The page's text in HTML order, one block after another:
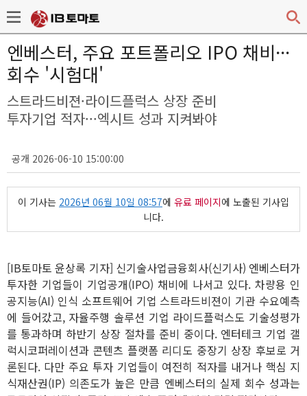
엔베스터, 주요 포트폴리오 IPO 채비···
회수 '시험대'
스트라드비젼·라이드플럭스 상장 준비
투자기업 적자···엑시트 성과 지켜봐야
공개 2026-06-10 15:00:00
이 기사는 2026년 06월 10일 08:57에 유료 페이지에 노출된 기사입
니다.
[IB토마토 윤상록 기자] 신기술사업금융회사(신기사) 엔베스터가
투자한 기업들이 기업공개(IPO) 채비에 나서고 있다. 차량용 인
공지능(AI) 인식 소프트웨어 기업 스트라드비젼이 기관 수요예측
에 들어갔고, 자율주행 솔루션 기업 라이드플럭스도 기술성평가
를 통과하며 하반기 상장 절차를 준비 중이다. 엔터테크 기업 갤
럭시코퍼레이션과 콘텐츠 플랫폼 리디도 중장기 상장 후보로 거
론된다. 다만 주요 투자 기업들이 여전히 적자를 내거나 핵심 지
식재산권(IP) 의존도가 높은 만큼 엔베스터의 실제 회수 성과는